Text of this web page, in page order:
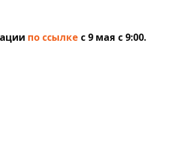
по ссылке с 9 мая с 9:00.